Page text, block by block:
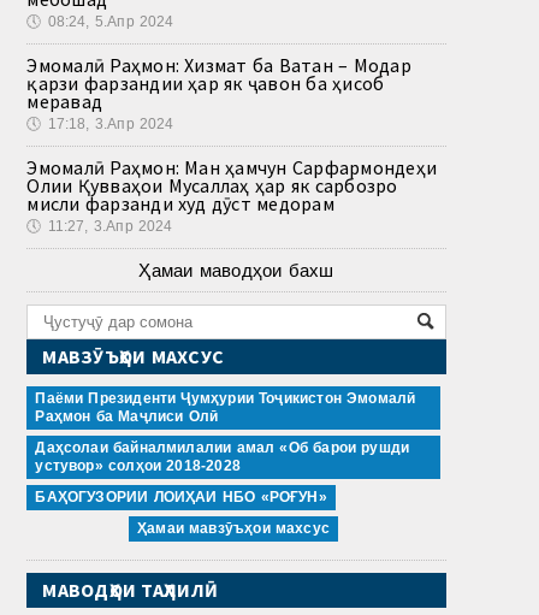
🕔 08:24, 5.Апр 2024
Эмомалӣ Раҳмон: Хизмат ба Ватан – Модар
қарзи фарзандии ҳар як ҷавон ба ҳисоб
меравад
🕔 17:18, 3.Апр 2024
Эмомалӣ Раҳмон: Ман ҳамчун Сарфармондеҳи
Олии Қувваҳои Мусаллаҳ ҳар як сарбозро
мисли фарзанди худ дӯст медорам
🕔 11:27, 3.Апр 2024
Ҳамаи маводҳои бахш
МАВЗӮЪҲОИ МАХСУС
Паёми Президенти Ҷумҳурии Тоҷикистон Эмомалӣ
Раҳмон ба Маҷлиси Олӣ
Даҳсолаи байналмилалии амал «Об барои рушди
устувор» солҳои 2018-2028
БАҲОГУЗОРИИ ЛОИҲАИ НБО «РОҒУН»
Ҳамаи мавзӯъҳои махсус
МАВОДҲОИ ТАҲЛИЛӢ